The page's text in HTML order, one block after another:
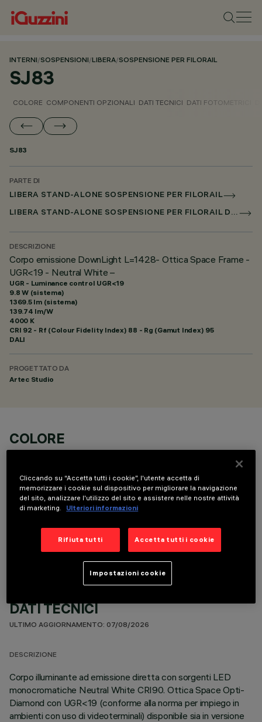
INTERNI/SOSPENSIONI/LIBERA/SOSPENSIONE PER FILORAIL
SJ83
COLORE COMPONENTI OPZIONALI DATI TECNICI DATI FOTOMETRICI
SJ83
PARTE DI
LIBERA STAND-ALONE SOSPENSIONE PER FILORAIL
LIBERA STAND-ALONE SOSPENSIONE PER FILORAIL DALI POWERLINE
DESCRIZIONE
Corpo emissione DownLight L=1428- Ottica Space Frame -
UGR<19 - Neutral White –
UGR - Luminance control UGR<19
9.8 W (sistema)
1369.5 lm (sistema)
139.74 lm/W
4000 K
CRI 92 - Rf (Colour Fidelity Index) 88 - Rg (Gamut Index) 95
DALI
PROGETTATO DA
Artec Studio
COLORE
COMPONENTI OPZIONALI
DATI TECNICI
ULTIMO AGGIORNAMENTO: 07/08/2026
DESCRIZIONE
Corpo illuminante ad emissione diretta con sorgenti LED
monocromatiche Neutral White CRI90. Ottica Space Opti-
Diamond con UGR<19 (conforme alla norma per impiego in
ambienti con uso di videoterminali) disponibile sia in versione
Cliccando su “Accetta tutti i cookie”, l'utente accetta di
memorizzare i cookie sul dispositivo per migliorare la navigazione
del sito, analizzare l'utilizzo del sito e assistere nelle nostre attività
di marketing.
Ulteriori informazioni
Rifiuta tutti Accetta tutti i cookie
Impostazioni cookie